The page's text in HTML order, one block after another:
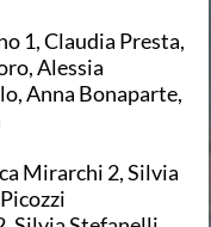
1, Claudia Presta,
Alessia
Anna Bonaparte,
Mirarchi 2, Silvia